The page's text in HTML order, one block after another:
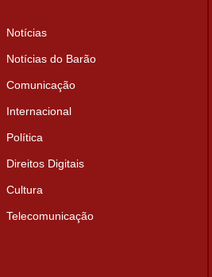
Notícias
Notícias do Barão
Comunicação
Internacional
Política
Direitos Digitais
Cultura
Telecomunicação